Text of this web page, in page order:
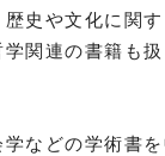
史や文化に関
関連の書籍も扱
などの学術書